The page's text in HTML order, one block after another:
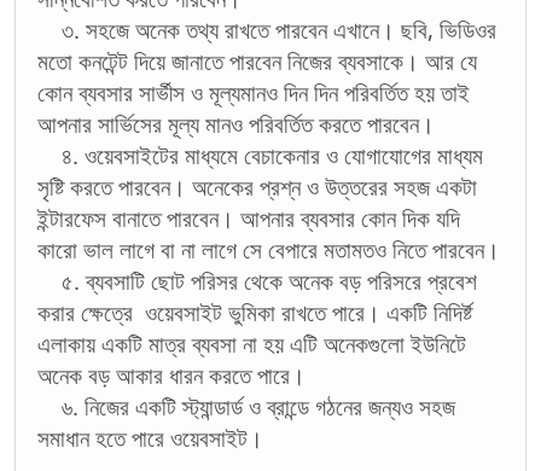
৩. সহজে অনেক তথ্য রাখতে পারবেন এখানে। ছবি, ভিডিওর
মতো কনটেন্ট দিয়ে জানাতে পারবেন নিজের ব্যবসাকে। আর যে
কোন ব্যবসার সার্ভীস ও মূল্যমানও দিন দিন পরিবর্তিত হয় তাই
আপনার সার্ভিসের মূল্য মানও পরিবর্তিত করতে পারবেন।
৪. ওয়েবসাইটের মাধ্যমে বেচাকেনার ও যোগাযোগের মাধ্যম
সৃষ্টি করতে পারবেন। অনেকের প্রশ্ন ও উত্তরের সহজ একটা
ইন্টারফেস বানাতে পারবেন। আপনার ব্যবসার কোন দিক যদি
কারো ভাল লাগে বা না লাগে সে বেপারে মতামতও নিতে পারবেন।
৫. ব্যবসাটি ছোট পরিসর থেকে অনেক বড় পরিসরে প্রবেশ
করার ক্ষেত্রে ওয়েবসাইট ভুমিকা রাখতে পারে। একটি নিদির্ষ্ট
এলাকায় একটি মাত্র ব্যবসা না হয় এটি অনেকগুলো ইউনিটে
অনেক বড় আকার ধারন করতে পারে।
৬. নিজের একটি স্ট্যান্ডার্ড ও ব্রান্ডে গঠনের জন্যও সহজ
সমাধান হতে পারে ওয়েবসাইট।